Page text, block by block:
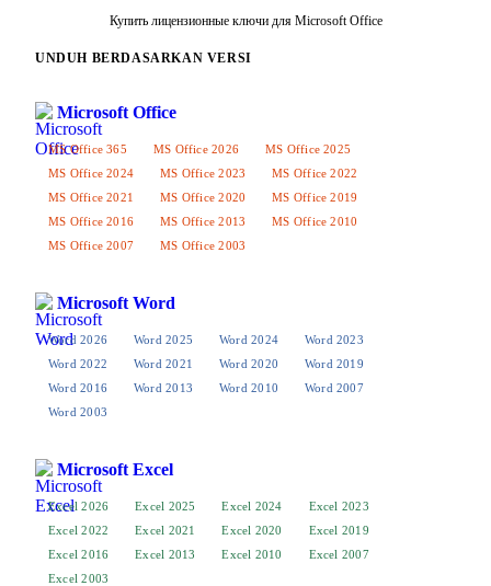
Купить лицензионные ключи для Microsoft Office
UNDUH BERDASARKAN VERSI
Microsoft Office
MS Office 365 MS Office 2026
MS Office 2025
MS Office 2024
MS Office 2023
MS Office 2022
MS Office 2021
MS Office 2020
MS Office 2019
MS Office 2016
MS Office 2013
MS Office 2010
MS Office 2007
MS Office 2003
Microsoft Word
Word 2026 Word 2025 Word 2024
Word 2023
Word 2022
Word 2021 Word 2020
Word 2019
Word 2016
Word 2013 Word 2010
Word 2007
Word 2003
Microsoft Excel
Excel 2026 Excel 2025 Excel 2024
Excel 2023
Excel 2022
Excel 2021 Excel 2020
Excel 2019
Excel 2016
Excel 2013 Excel 2010
Excel 2007
Excel 2003